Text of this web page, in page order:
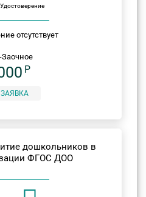
Удостоверение
отсутствует
P
ЗАЯВКА
дошкольников в
ФГОС ДОО